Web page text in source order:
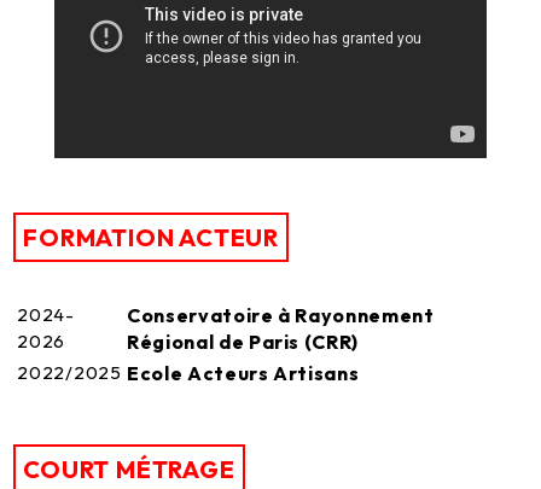
FORMATION ACTEUR
2024-
2026
Conservatoire à Rayonnement
Régional de Paris (CRR)
2022/2025 Ecole Acteurs Artisans
COURT MÉTRAGE